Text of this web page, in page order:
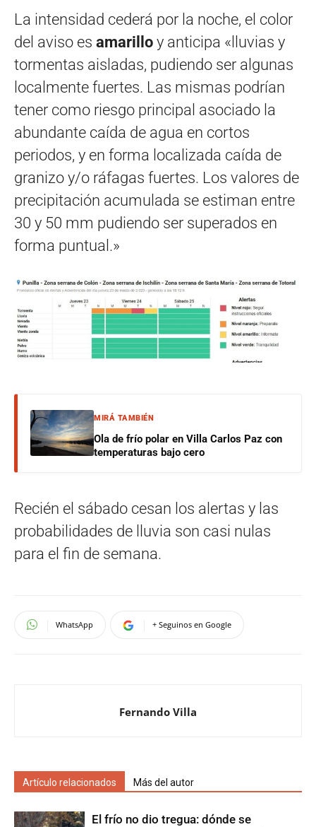
La intensidad cederá por la noche, el color
del aviso es amarillo y anticipa «lluvias y
tormentas aisladas, pudiendo ser algunas
localmente fuertes. Las mismas podrían
tener como riesgo principal asociado la
abundante caída de agua en cortos
periodos, y en forma localizada caída de
granizo y/o ráfagas fuertes. Los valores de
precipitación acumulada se estiman entre
30 y 50 mm pudiendo ser superados en
forma puntual.»
MIRÁ TAMBIÉN
Ola de frío polar en Villa Carlos Paz con
temperaturas bajo cero
Recién el sábado cesan los alertas y las
probabilidades de lluvia son casi nulas
para el fin de semana.
WhatsApp + Seguinos en Google
Fernando Villa
Artículo relacionados Más del autor
El frío no dio tregua: dónde se